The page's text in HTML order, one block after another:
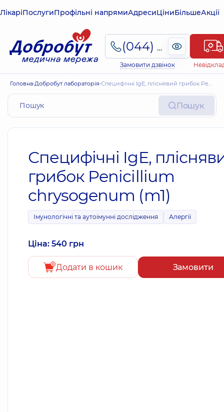
ЛікаріПослугиПрофільні напрямиАдресиЦіниБільшеАкції
(044) 495-2-888
Замовити дзвінок
Головна Добробут лабораторія Специфічні IgE, пліснявий грибок Penicillium chrysogenum (m1)
Пошук
Специфічні IgE,
грибок Penicillium
chrysogenum (m1)
Імунологічні та аутоімунні дослідження Алергії
Ціна: 540 грн
Додати в кошик Замовити